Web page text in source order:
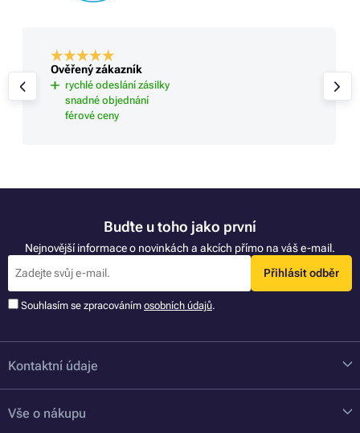
Ověřený zákazník
rychlé odeslání zásilky
snadné objednání
férové ceny
Buďte u toho jako první
Nejnovější informace o novinkách a akcích přímo na váš e-mail.
Přihlásit odběr
Souhlasím se zpracováním osobních údajů.
Kontaktní údaje
Vše o nákupu